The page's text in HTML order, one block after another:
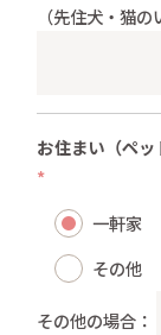
（先住犬・猫
お住まい （ペ
*
一軒家
その他
その他の場合：